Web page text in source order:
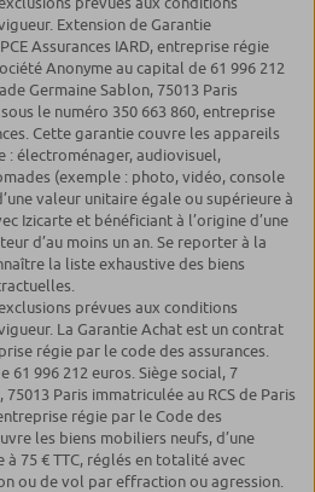
Extension de Garantie
Assurances IARD, entreprise régie
Anonyme au capital de 61 996 212
Germaine Sablon, 75013 Paris
le numéro 350 663 860, entreprise
Cette garantie couvre les appareils
électroménager, audiovisuel,
(exemple : photo, vidéo, console
valeur unitaire égale ou supérieure à
Izicarte et bénéficiant à l’origine d’une
d’au moins un an. Se reporter à la
la liste exhaustive des biens
prévues aux conditions
La Garantie Achat est un contrat
régie par le code des assurances.
61 996 212 euros. Siège social, 7
Paris immatriculée au RCS de Paris
régie par le Code des
les biens mobiliers neufs, d’une
75 € TTC, réglés en totalité avec
ou de vol par effraction ou agression.